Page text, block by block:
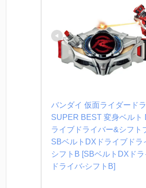
バンダイ 仮面ライダード
SUPER BEST 変身ベルト
ライブドライバー&シフト
SBベルトDXドライブドラ
シフトB [SBベルトDXド
ドライバ-シフトB]